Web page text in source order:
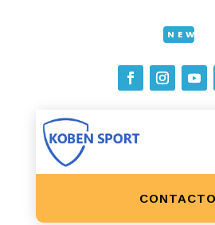
NEW
CONTACTO